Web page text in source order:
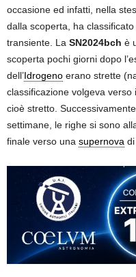
occasione ed infatti, nella
dalla scoperta, ha
transiente. La SN2024bch è
scoperta pochi giorni dopo
dell’Idrogeno erano strette
classificazione volgeva verso
cioè stretto.
settimane, le righe si sono
finale verso una supernova